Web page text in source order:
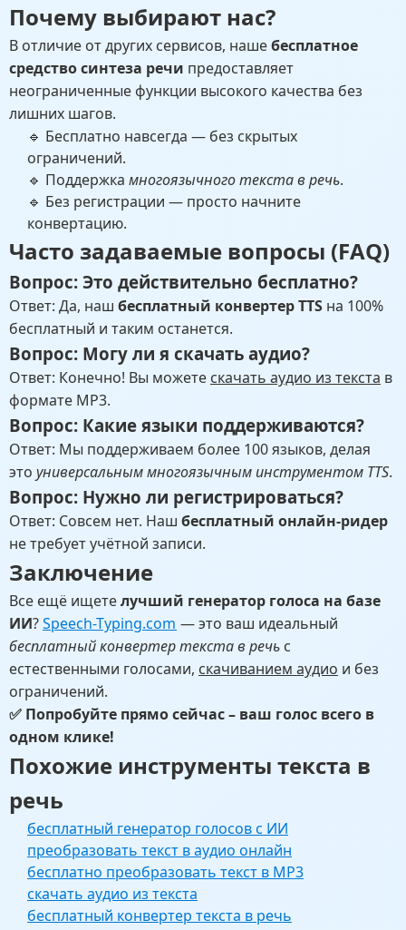
Почему выбирают нас?
В отличие от других сервисов, нашебесплатное
средство синтеза речи предоставляет
неограниченные функции высокого качества без
лишних шагов.
🔹 Бесплатно навсегда — без скрытых
ограничений.
🔹 Поддержка многоязычного текста в речь.
🔹 Без регистрации — просто начните
конвертацию.
Часто задаваемые вопросы (FAQ)
Вопрос: Это действительно бесплатно?
Ответ: Да, наш бесплатный конвертер TTS на 100%
бесплатный и таким останется.
Вопрос: Могу ли я скачать аудио?
Ответ: Конечно! Вы можете скачать аудио из текста в
формате MP3.
Вопрос: Какие языки поддерживаются?
Ответ: Мы поддерживаем более 100 языков, делая
это универсальным многоязычным инструментом TTS.
Вопрос: Нужно ли регистрироваться?
Ответ: Совсем нет. Наш бесплатный онлайн-ридер
не требует учётной записи.
Заключение
Все ещё ищетелучший генератор голоса на базе
ИИ?Speech-Typing.com — это ваш идеальный
бесплатный конвертер текста в речь с
естественными голосами, скачиванием аудио и без
ограничений.
✅ Попробуйте прямо сейчас – ваш голос всего в
одном клике!
Похожие инструменты текста в
речь
бесплатный генератор голосов с ИИ
преобразовать текст в аудио онлайн
бесплатно преобразовать текст в MP3
скачать аудио из текста
бесплатный конвертер текста в речь